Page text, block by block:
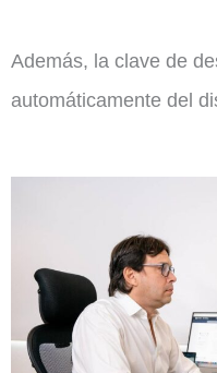
Además, la clave de
automáticamente del